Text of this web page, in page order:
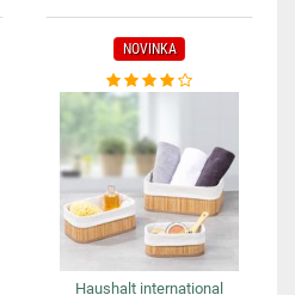
NOVINKA
Haushalt international